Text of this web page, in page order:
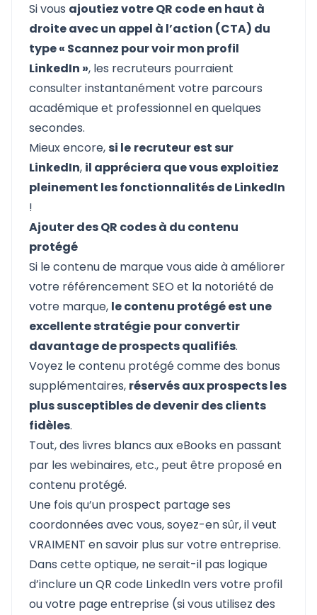
Si vous ajoutiez votre QR code en haut à
droite avec un appel à l’action (CTA) du
type « Scannez pour voir mon profil
LinkedIn », les recruteurs pourraient
consulter instantanément votre parcours
académique et professionnel en quelques
secondes.
Mieux encore,si le recruteur est sur
LinkedIn, il appréciera que vous exploitiez
pleinement les fonctionnalités de LinkedIn
!
Ajouter des QR codes à du contenu
protégé
Si le contenu de marque vous aide à améliorer
votre référencement SEO et la notoriété de
votre marque, le contenu protégé est une
excellente stratégie pour convertir
davantage de prospects qualifiés.
Voyez le contenu protégé comme des bonus
supplémentaires, réservés aux prospects les
plus susceptibles de devenir des clients
fidèles.
Tout, des livres blancs aux eBooks en passant
par les webinaires, etc., peut être proposé en
contenu protégé.
Une fois qu’un prospect partage ses
coordonnées avec vous, soyez-en sûr, il veut
VRAIMENT en savoir plus sur votre entreprise.
Dans cette optique, ne serait-il pas logique
d’inclure un QR code LinkedIn vers votre profil
ou votre page entreprise (si vous utilisez des